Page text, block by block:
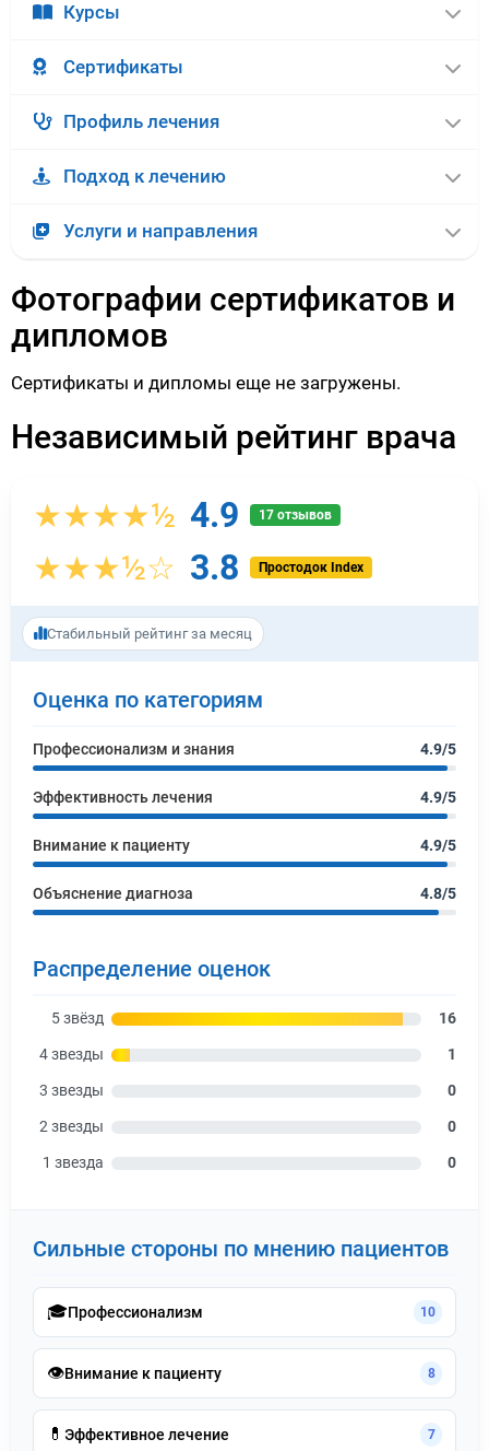
Курсы
Сертификаты
Профиль лечения
Подход к лечению
Услуги и направления
Фотографии сертификатов и
дипломов
Сертификаты и дипломы еще не загружены.
Независимый рейтинг врача
★★★★½ 4.9 17 отзывов
★★★½☆ 3.8 Простодок Index
Стабильный рейтинг за месяц
Оценка по категориям
Профессионализм и знания 4.9/5
Эффективность лечения 4.9/5
Внимание к пациенту 4.9/5
Объяснение диагноза 4.8/5
Распределение оценок
5 звёзд 16
4 звезды 1
3 звезды 0
2 звезды 0
1 звезда 0
Сильные стороны по мнению пациентов
🎓Профессионализм 10
👁️Внимание к пациенту 8
💊 Эффективное лечение 7